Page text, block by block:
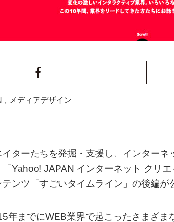
, メディアデザイン
ターたちを発掘・支援し、インター
「Yahoo! JAPAN インターネット クリ
ンツ「すごいタイムライン」の後編が
年までにWEB業界で起こったさまざ